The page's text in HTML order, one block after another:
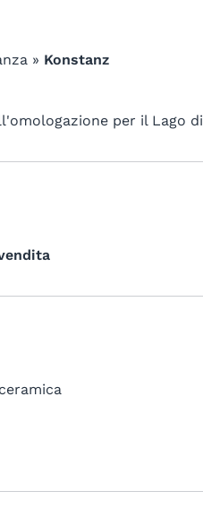
» Konstanz
per il Lago